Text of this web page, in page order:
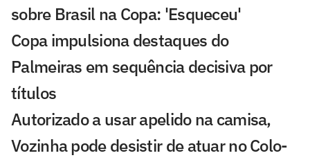
sobre Brasil na Copa: 'Esqueceu'
Copa impulsiona destaques do
Palmeiras em sequência decisiva por
títulos
Autorizado a usar apelido na camisa,
Vozinha pode desistir de atuar no Colo-